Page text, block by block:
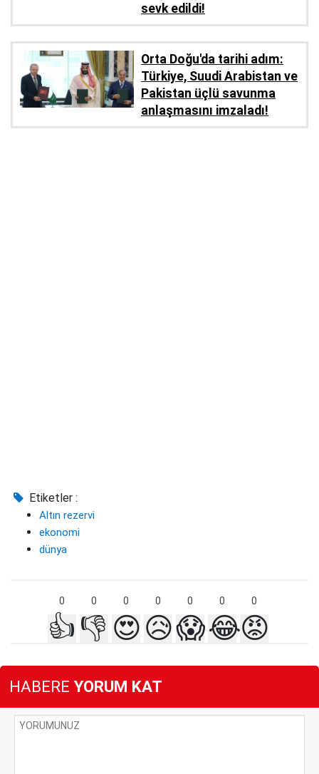
sevk edildi!
Orta Doğu'da tarihi adım:
Türkiye, Suudi Arabistan ve
Pakistan üçlü savunma
anlaşmasını imzaladı!
Etiketler :
Altın rezervi
ekonomi
dünya
0 0 0 0 0 0 0
👍 👎 😍😥😱😂😡
HABERE YORUM KAT